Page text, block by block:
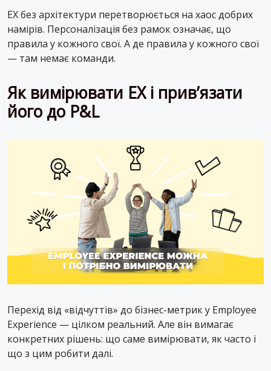
EX без архітектури перетворюється на хаос добрих
намірів. Персоналізація без рамок означає, що
правила у кожного свої. А де правила у кожного свої
— там немає команди.
Як вимірювати EX і прив’язати
його до P&L
Перехід від «відчуттів» до бізнес-метрик у Employee
Experience — цілком реальний. Але він вимагає
конкретних рішень: що саме вимірювати, як часто і
що з цим робити далі.